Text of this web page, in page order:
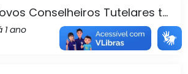
Conselheiros Tutelares t...
1 ano